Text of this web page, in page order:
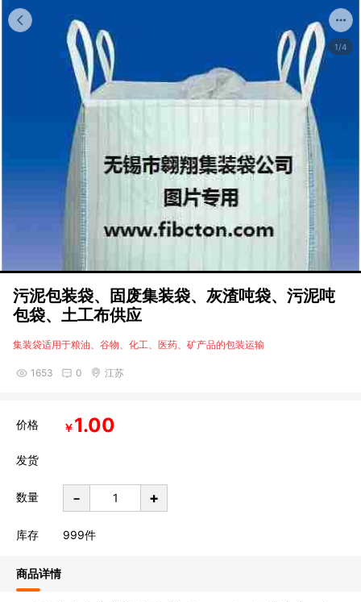
1/4
污泥包装袋、固废集装袋、灰渣吨袋、污泥吨
包袋、土工布供应
集装袋适用于粮油、谷物、化工、医药、矿产品的包装运输
1653 0 江苏
价格 ￥1.00
发货
数量 - +
库存 999件
商品详情